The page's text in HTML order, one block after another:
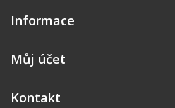
Informace
Můj účet
Kontakt